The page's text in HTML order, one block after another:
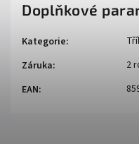
Doplňkové
Kategorie:
Záruka:
2
EAN: